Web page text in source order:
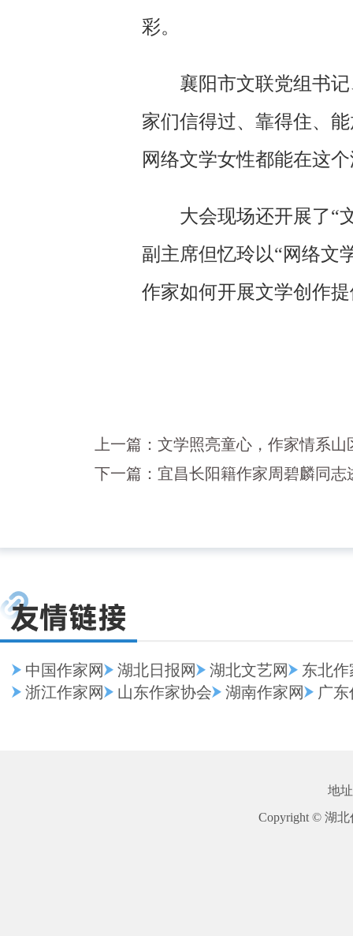
彩。
襄阳市文联党组书
家们信得过、靠得住、
网络文学女性都能在这
大会现场还开展了“
副主席但忆玲以“网络文
作家如何开展文学创作
上一篇： 文学照亮童心，作家情系
下一篇： 宜昌长阳籍作家周碧麟同志
中国作家网 湖北日报网 湖北文艺网
东北作
浙江作家网
山东作家协会 湖南作家网 广
地
Copyright © 湖北